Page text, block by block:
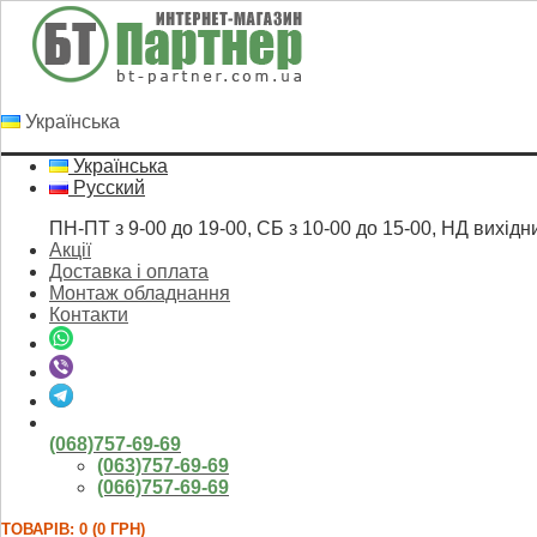
Українська
Українська
Русский
ПН-ПТ з 9-00 до 19-00, СБ з 10-00 до 15-00, НД
Акції
Доставка і оплата
Монтаж обладнання
Контакти
(068)757-69-69
(063)757-69-69
(066)757-69-69
ТОВАРІВ: 0 (0 ГРН)